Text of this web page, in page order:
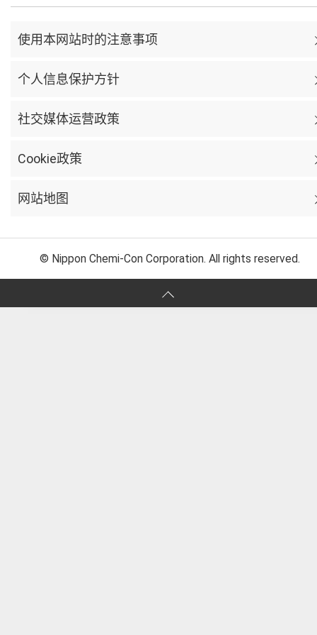
使用本网站时的注意事项
个人信息保护方针
社交媒体运营政策
Cookie政策
网站地图
© Nippon Chemi-Con Corporation. All rights reserved.